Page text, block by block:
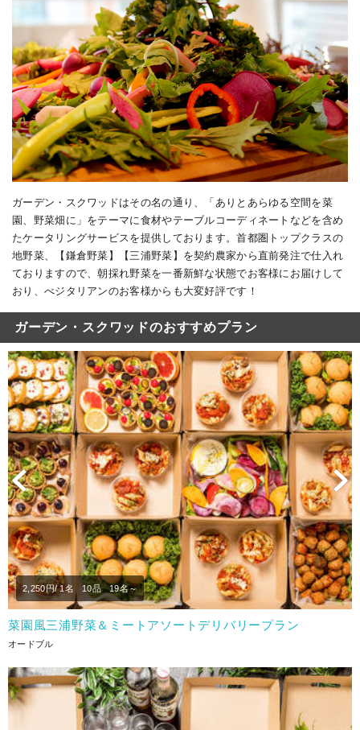
ガーデン・スクワッドはその名の通り、「ありとあらゆる空間を菜
園、野菜畑に」をテーマに食材やテーブルコーディネートなどを含め
たケータリングサービスを提供しております。首都圏トップクラスの
地野菜、【鎌倉野菜】【三浦野菜】を契約農家から直前発注で仕入れ
ておりますので、朝採れ野菜を一番新鮮な状態でお客様にお届けして
おり、べジタリアンのお客様からも大変好評です！
ガーデン・スクワッドのおすすめプラン
Previous
2,250円/ 1名 10品 19名～
菜園風三浦野菜＆ミートアソートデリバリープラン
オードブル